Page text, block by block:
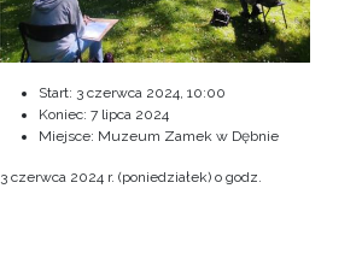
Start: 3 czerwca 2024, 10:00
Koniec: 7 lipca 2024
Miejsce: Muzeum Zamek w Dębnie
3 czerwca 2024 r. (poniedziałek) o godz.